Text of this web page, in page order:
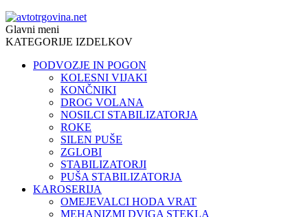
Glavni meni
KATEGORIJE IZDELKOV
PODVOZJE IN POGON
KOLESNI VIJAKI
KONČNIKI
DROG VOLANA
NOSILCI STABILIZATORJA
ROKE
SILEN PUŠE
ZGLOBI
STABILIZATORJI
PUŠA STABILIZATORJA
KAROSERIJA
OMEJEVALCI HODA VRAT
MEHANIZMI DVIGA STEKLA